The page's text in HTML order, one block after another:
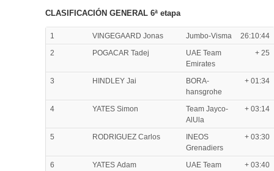
CLASIFICACIÓN GENERAL 6ª etapa
1 VINGEGAARD Jonas Jumbo-Visma
26:10:44
2
POGACAR Tadej
UAE Team
Emirates
+ 25
3 HINDLEY Jai
BORA-
hansgrohe
+ 01:34
4 YATES Simon
Team Jayco-
AlUla
+ 03:14
5 RODRIGUEZ Carlos
INEOS
Grenadiers
+ 03:30
6 YATES Adam
UAE Team
+ 03:40